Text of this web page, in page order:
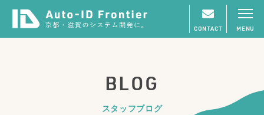
CONTACT MENU
BLOG
スタッフブログ